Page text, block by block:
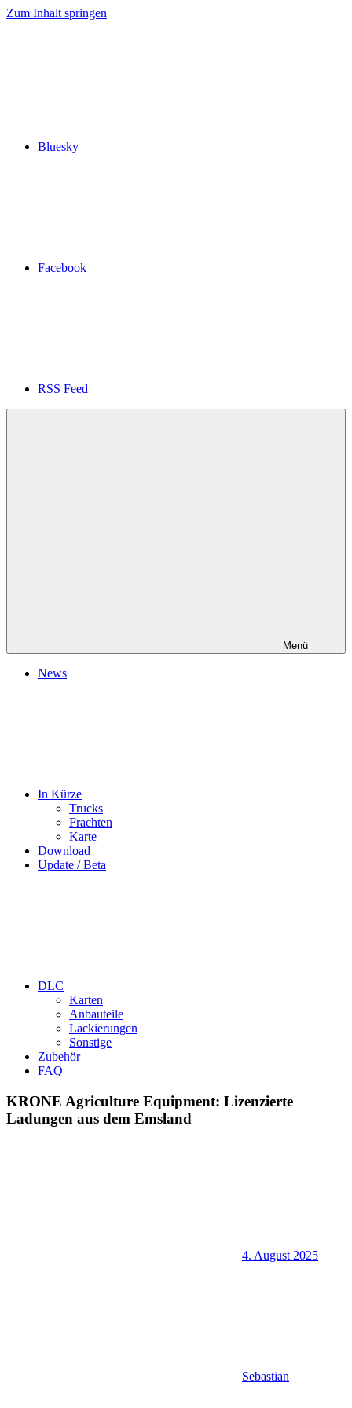
Zum Inhalt springen
Bluesky
Facebook
RSS Feed
Menü
News
In Kürze
Trucks
Frachten
Karte
Download
Update / Beta
DLC
Karten
Anbauteile
Lackierungen
Sonstige
Zubehör
FAQ
KRONE Agriculture Equipment: Lizenzierte
Ladungen aus dem Emsland
4. August 2025
Sebastian